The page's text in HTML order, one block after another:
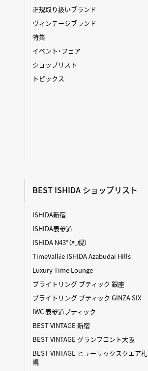
正規取り扱いブランド
ヴィンテージブランド
特集
イベント・フェア
ショップリスト
トピックス
BEST ISHIDA ショップリスト
ISHIDA新宿
ISHIDA表参道
ISHIDA N43°（札幌）
TimeVallée ISHIDA Azabudai Hills
Luxury Time Lounge
ブライトリング ブティック 銀座
ブライトリング ブティック GINZA SIX
IWC 表参道ブティック
BEST VINTAGE 新宿
BEST VINTAGE グランフロント大阪
BEST VINTAGE ヒューリックスクエア札
幌